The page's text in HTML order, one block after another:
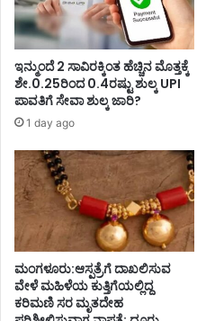
ಇನ್ಮುಂದೆ 2 ಸಾವಿರಕ್ಕಿಂತ ಹೆಚ್ಚಿನ ಮೊತ್ತಕ್ಕೆ
ಶೇ.0.25ರಿಂದ 0.4ರಷ್ಟು ಶುಲ್ಕ UPI
ಪಾವತಿಗೆ ಸೇವಾ ಶುಲ್ಕ ಜಾರಿ?
1 day ago
ಮಂಗಳೂರು:ಆಸ್ಪತ್ರೆಗೆ ದಾಖಲಿಸುವ
ವೇಳೆ ಮಹಿಳೆಯ ಕುತ್ತಿಗೆಯಲ್ಲಿದ್ದ
ಕರಿಮಣಿ ಸರ ಮೃತದೇಹ